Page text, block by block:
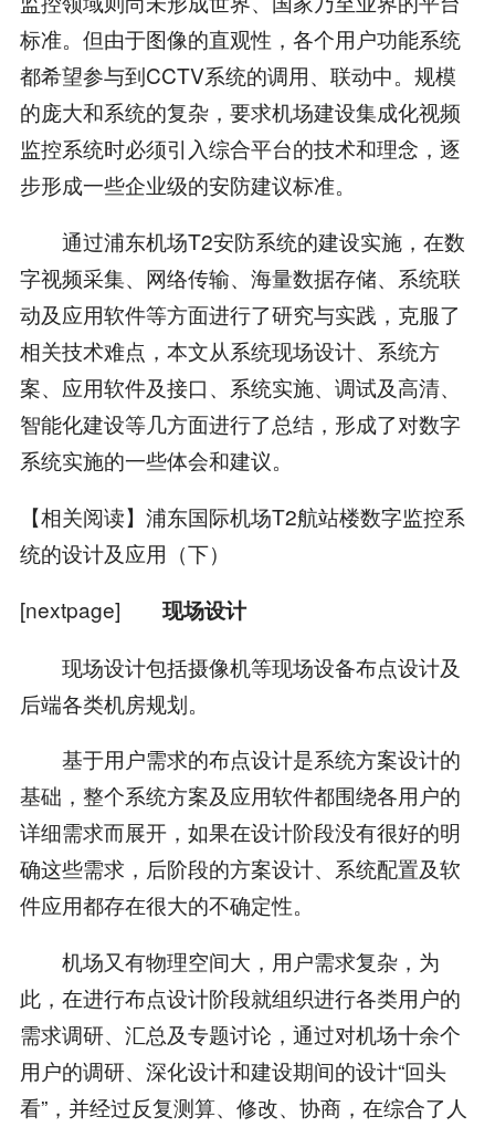
标准。但由于图像的直观性，各个用户功能系统
都希望参与到CCTV系统的调用、联动中。规模
的庞大和系统的复杂，要求机场建设集成化视频
监控系统时必须引入综合平台的技术和理念，逐
步形成一些企业级的安防建议标准。
通过浦东机场T2安防系统的建设实施，在数
字视频采集、网络传输、海量数据存储、系统联
动及应用软件等方面进行了研究与实践，克服了
相关技术难点，本文从系统现场设计、系统方
案、应用软件及接口、系统实施、调试及高清、
智能化建设等几方面进行了总结，形成了对数字
系统实施的一些体会和建议。
【相关阅读】浦东国际机场T2航站楼数字监控系
统的设计及应用（下）
[nextpage] 现场设计
现场设计包括摄像机等现场设备布点设计及
后端各类机房规划。
基于用户需求的布点设计是系统方案设计的
基础，整个系统方案及应用软件都围绕各用户的
详细需求而展开，如果在设计阶段没有很好的明
确这些需求，后阶段的方案设计、系统配置及软
件应用都存在很大的不确定性。
机场又有物理空间大，用户需求复杂，为
此，在进行布点设计阶段就组织进行各类用户的
需求调研、汇总及专题讨论，通过对机场十余个
用户的调研、深化设计和建设期间的设计“回头
看”，并经过反复测算、修改、协商，在综合了人